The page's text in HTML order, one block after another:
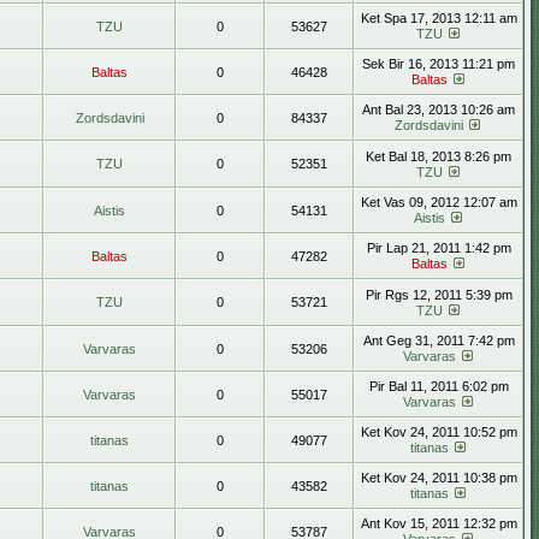
TZU 0 53627
Ket Spa 17, 2013 12:11 am
TZU
Baltas 0 46428
Sek Bir 16, 2013 11:21 pm
Baltas
Zordsdavini 0 84337
Ant Bal 23, 2013 10:26 am
Zordsdavini
TZU 0 52351
Ket Bal 18, 2013 8:26 pm
TZU
Aistis 0 54131
Ket Vas 09, 2012 12:07 am
Aistis
Baltas 0 47282
Pir Lap 21, 2011 1:42 pm
Baltas
TZU 0 53721
Pir Rgs 12, 2011 5:39 pm
TZU
Varvaras 0 53206
Ant Geg 31, 2011 7:42 pm
Varvaras
Varvaras 0 55017
Pir Bal 11, 2011 6:02 pm
Varvaras
titanas 0 49077
Ket Kov 24, 2011 10:52 pm
titanas
titanas 0 43582
Ket Kov 24, 2011 10:38 pm
titanas
Varvaras 0 53787
Ant Kov 15, 2011 12:32 pm